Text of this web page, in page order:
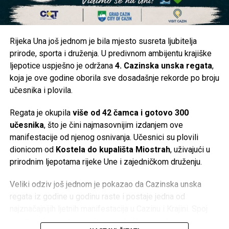
Da li je voda stigla u vaše naselje ili ste i dalje bez
vodosnabdijevanja? Pišite nam u komentarima iz kojeg ste
informacije mogu pomoći i drugim građanima da steknu
jasniju sliku o stanju na području Cazina.
Share Post
Share
Mail
Rijeka Una još jednom je bila mjesto susreta ljubitelja
prirode, sporta i druženja. U predivnom ambijentu krajiške
ljepotice uspješno je održana 4. Cazinska unska regata,
koja je ove godine oborila sve dosadašnje rekorde po broju
učesnika i plovila.
Regata je okupila više od 42 čamca i gotovo 300
učesnika, što je čini najmasovnijim izdanjem ove
manifestacije od njenog osnivanja. Učesnici su plovili
dionicom od Kostela do kupališta Miostrah, uživajući u
prirodnim ljepotama rijeke Une i zajedničkom druženju.
Veliki odziv još jednom je pokazao da Cazinska unska
regata iz godine u godinu raste i postaje jedna od
sporta, rekreacije, prirode i zajedništva privukao je